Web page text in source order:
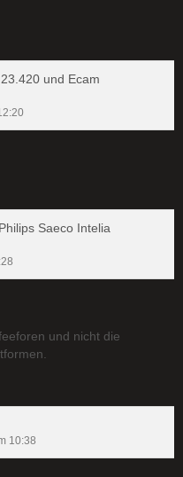
und Ecam
Saeco Intelia
und nicht die
10:38